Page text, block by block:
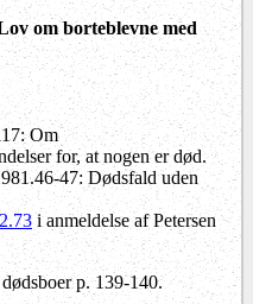
om borteblevne med
Om
for, at nogen er død.
47: Dødsfald uden
i anmeldelse af Petersen
p. 139-140.